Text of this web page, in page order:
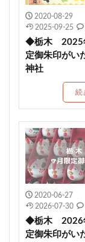
沼津市
龍の絵
金峯神社
御嶽神社茅萱宮
村屋坐弥冨都
重陽の節句御
常陸第三宮吉
富士山東口本
諸願成就
津軽赤倉山神社
丸子浅間神社
晴明神社
2020-08-29
2025-09-25
◆栃木 2025
定御朱印がい
神社
続
2020-06-27
2026-07-30
◆栃木 2026
定御朱印がい